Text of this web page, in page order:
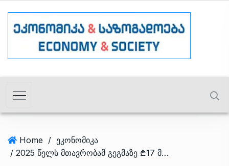
Home / ეკონომიკა
/ 2025 წელს მთავრობამ გეგმაზე ₾17 მილიონით მეტი გადასახადები აკრიფა – შესრულების ანგარიში